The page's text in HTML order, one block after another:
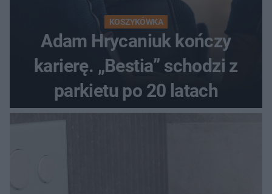
KOSZYKÓWKA
Adam Hrycaniuk kończy
karierę. „Bestia” schodzi z
parkietu po 20 latach